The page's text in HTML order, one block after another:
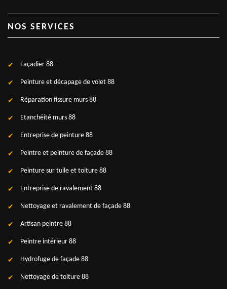
NOS SERVICES
Façadier 88
Peinture et décapage de volet 88
Réparation fissure murs 88
Etanchéité murs 88
Entreprise de peinture 88
Peintre et peinture de façade 88
Peinture sur tuile et toiture 88
Entreprise de ravalement 88
Nettoyage et ravalement de façade 88
Artisan peintre 88
Peintre intérieur 88
Hydrofuge de façade 88
Nettoyage de toiture 88